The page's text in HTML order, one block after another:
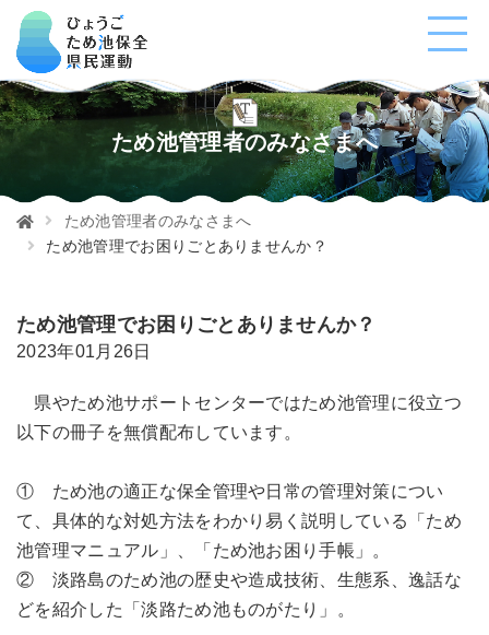
ため池管理者のみなさまへ
ため池管理者のみなさまへ
ため池管理でお困りごとありませんか？
ため池管理でお困りごとありませんか？
2023年01月26日
県やため池サポートセンターではため池管理に役立つ
以下の冊子を無償配布しています。
① ため池の適正な保全管理や日常の管理対策につい
て、具体的な対処方法をわかり易く説明している「ため
池管理マニュアル」、「ため池お困り手帳」。
② 淡路島のため池の歴史や造成技術、生態系、逸話な
どを紹介した「淡路ため池ものがたり」。